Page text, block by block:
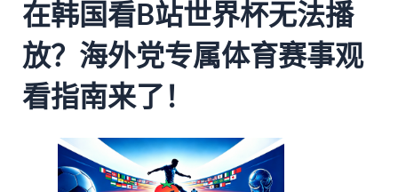
在韩国看B站世界杯无法播
放？海外党专属体育赛事观
看指南来了！